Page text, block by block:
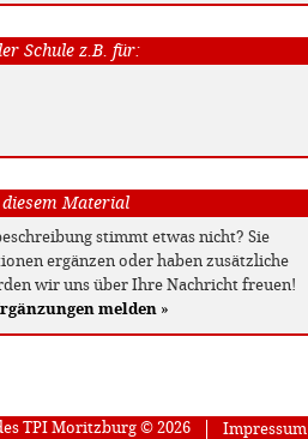
Schule z.B. für:
Material
stimmt etwas nicht? Sie
ergänzen oder haben zusätzliche
wir uns über Ihre Nachricht freuen!
melden »
Impressum
TPI Moritzburg © 2026